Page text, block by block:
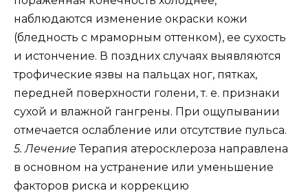
наблюдаются изменение окраски кожи
(бледность с мраморным оттенком), ее сухость
и истончение. В поздних случаях выявляются
трофические язвы на пальцах ног, пятках,
передней поверхности голени, т. е. признаки
сухой и влажной гангрены. При ощупывании
отмечается ослабление или отсутствие пульса.
5. ЛечениеТерапия атеросклероза направлена
в основном на устранение или уменьшение
факторов риска и коррекцию